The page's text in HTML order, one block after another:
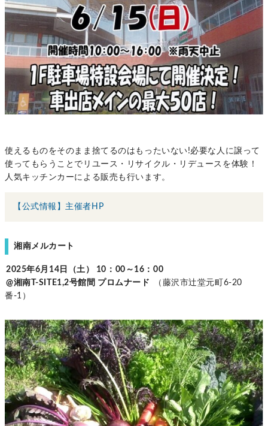
使えるものをそのまま捨てるのはもったいない!必要な人に譲って
使ってもらうことでリユース・リサイクル・リデュースを体験！
人気キッチンカーによる販売も行います。
【公式情報】主催者HP
湘南メルカート
2025年6月14日（土） 10：00～16：00
@湘南T-SITE1,2号館間 プロムナード
（藤沢市辻堂元町6-20
番-1）